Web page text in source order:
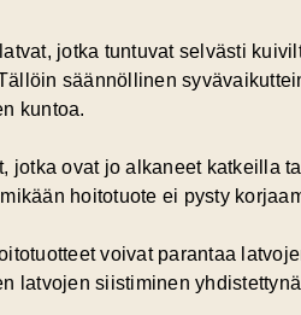
jotka tuntuvat selvästi
säännöllinen
kuntoa.
jotka ovat jo alkaneet katkeilla
hoitotuote ei pysty
voivat parantaa
latvojen siistiminen